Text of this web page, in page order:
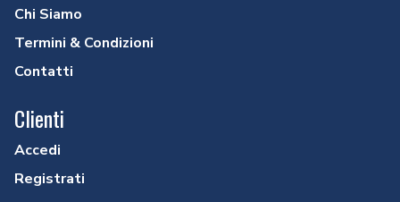
Chi Siamo
Termini & Condizioni
Contatti
Clienti
Accedi
Registrati